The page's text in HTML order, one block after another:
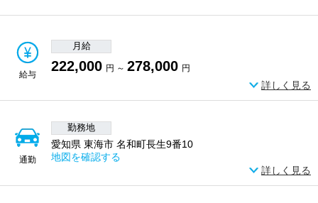
給与
月給
222,000 円 ～ 278,000 円
詳しく見る
通勤
勤務地
愛知県 東海市 名和町長生9番10
地図を確認する
詳しく見る